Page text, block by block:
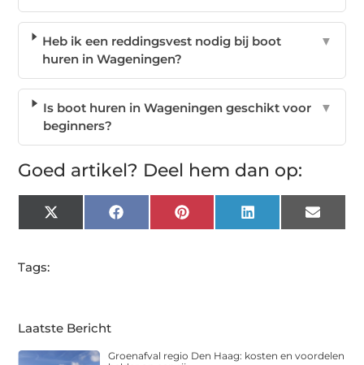
Heb ik een reddingsvest nodig bij boot
huren in Wageningen?
▼
Is boot huren in Wageningen geschikt voor
beginners?
▼
Goed artikel? Deel hem dan op:
X
(Twitter)
FacebookPinterest LinkedIn Email
Tags:
Laatste Bericht
Groenafval regio Den Haag: kosten en voordelen